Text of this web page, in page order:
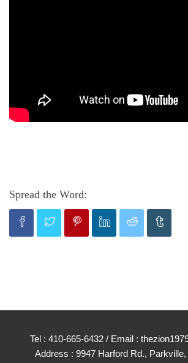
Spread the Word:
Tel : 410-665-6432 / Email :
Address : 9947 Harford Rd.,